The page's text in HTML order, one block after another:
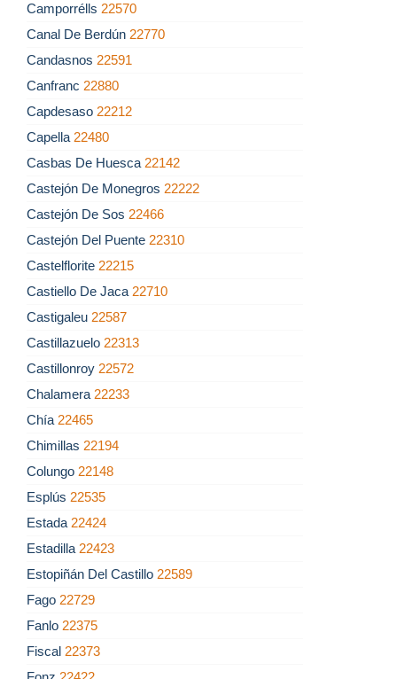
Camporrélls 22570
Canal De Berdún 22770
Candasnos 22591
Canfranc 22880
Capdesaso 22212
Capella 22480
Casbas De Huesca 22142
Castejón De Monegros 22222
Castejón De Sos 22466
Castejón Del Puente 22310
Castelflorite 22215
Castiello De Jaca 22710
Castigaleu 22587
Castillazuelo 22313
Castillonroy 22572
Chalamera 22233
Chía 22465
Chimillas 22194
Colungo 22148
Esplús 22535
Estada 22424
Estadilla 22423
Estopiñán Del Castillo 22589
Fago 22729
Fanlo 22375
Fiscal 22373